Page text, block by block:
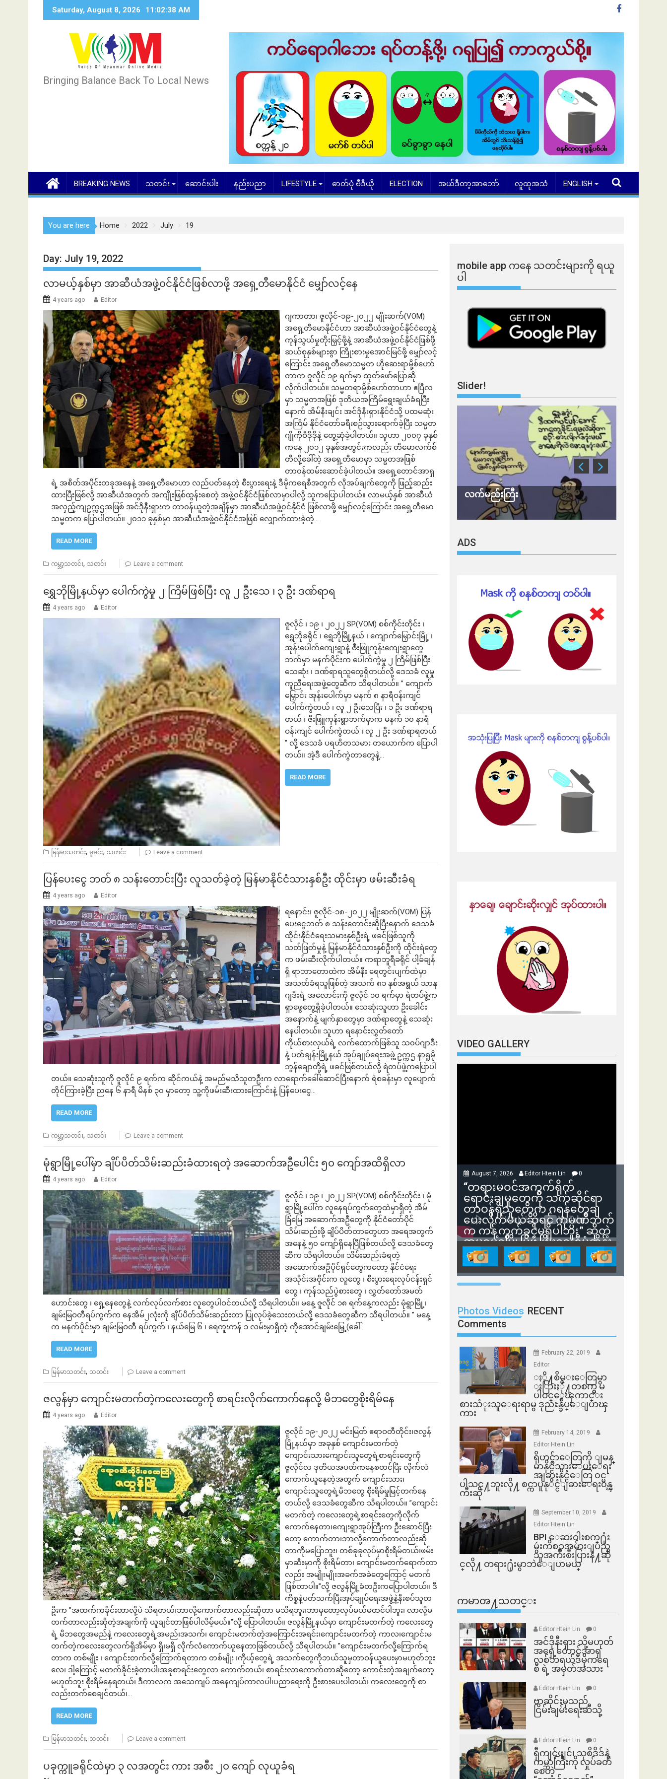
Saturday, August 8, 2026 11:02:39 AM
Bringing Balance Back To Local News
BREAKING NEWS သတင်း ဆောင်းပါး နည်းပညာ LIFESTYLE ဓာတ်ပုံ ဗီဒီယို ELECTION အယ်ဒီတာ့အာဘော် လူထုအသံ ENGLISH
You are here Home 2022 July 19
Day: July 19, 2022
လာမယ့်နှစ်မှာ အာဆီယံအဖွဲ့၀င်နိုင်ငံဖြစ်လာဖို့ အရှေ့တီမောနိုင်ငံ မျှော်လင့်နေ
4 years ago Editor
ဂျကာတာ၊ ဇူလိုင်-၁၉-၂၀၂၂ မျိုးဆက်(VOM)
အရှေ့တီမောနိုင်ငံဟာ အာဆီယံအဖွဲ့၀င်နိုင်ငံတွေနဲ့
ကုန်သွယ်မှုတိုးမြှင့်ဖို့နဲ့ အာဆီယံအဖွဲ့၀င်နိုင်ငံဖြစ်ဖို့
ဆယ်စုနှစ်များစွာ ကြိုးစားမှုအောင်မြင်ဖို့ မျှော်လင့်
ကြောင်း အရှေ့တီမောသမ္မတ ဟိုဆေးရာမို့စ်ဟော်
တာက ဇူလိုင် ၁၉ ရက်မှာ ထုတ်ဖော်ပြောဆို
လိုက်ပါတယ်။ သမ္မတရာမို့စ်ဟော်တာဟာ ဧပြီလ
မှာ သမ္မတအဖြစ် ဒုတိယအကြိမ်ရွေးချယ်ခံရပြီး
နောက် အိမ်နီးချင်း အင်ဒိုနီးရှားနိုင်ငံသို့ ပထမဆုံး
အကြိမ် နိုင်ငံတော်ခရီးစဉ်သွားရောက်ခဲ့ပြီး သမ္မတ
ဂျိုကိုဝီဒိုဒိုနဲ့ တွေ့ဆုံခဲ့ပါတယ်။ သူဟာ ၂၀၀၇ ခုနှစ်
ကနေ ၂၀၁၂ ခုနှစ်အတွင်းကလည်း တီမောလက်စ်
တီလို့ခေါ်တဲ့ အရှေ့တီမောမှာ သမ္မတအဖြစ်
တာ၀န်ထမ်းဆောင်ခဲ့ပါတယ်။ အရှေ့တောင်အာရှ
ရဲ့ အစိတ်အပိုင်းတခုအနေနဲ့ အရှေ့တီမောဟာ လည်ပတ်နေတဲ့ စီးပွားရေးနဲ့ ဒီမိုကရေစီအတွက် လိုအပ်ချက်တွေကို ဖြည့်ဆည်း
ထားပြီးဖြစ်လို့ အာဆီယံအတွက် အကျိုးဖြစ်ထွန်းစေတဲ့ အဖွဲ့၀င်နိုင်ငံဖြစ်လာမှာပါလို့ သူကပြောပါတယ်။ လာမယ့်နှစ် အာဆီယံ
အလှည့်ကျဥက္ကဌအဖြစ် အင်ဒိုနီးရှားက တာ၀န်ယူတဲ့အချိန်မှာ အာဆီယံအဖွဲ့၀င်နိုင်ငံ ဖြစ်လာဖို့ မျှော်လင့်ကြောင်း အရှေ့တီမော
သမ္မတက ပြောပါတယ်။ ၂၀၁၁ ခုနှစ်မှာ အာဆီယံအဖွဲ့၀င်နိုင်ငံအဖြစ် လျှောက်ထားခဲ့တဲ့…
READ MORE
ကမ္ဘာ့သတင်း, သတင်း Leave a comment
ရွှေဘိုမြို့နယ်မှာ ပေါက်ကွဲမှု ၂ ကြိမ်ဖြစ်ပြီး လူ ၂ ဦးသေ ၊ ၃ ဦး ဒဏ်ရာရ
4 years ago Editor
ဇူလိုင် ၊ ၁၉ ၊ ၂၀၂၂ SP(VOM) စစ်ကိုင်းတိုင်း ၊
ရွှေဘိုခရိုင် ၊ ရွှေဘိုမြို့နယ် ၊ ကျောက်မြှောင်းမြို့ ၊
အုန်းပေါက်ကျေးရွာနဲ့ ဇီးဖြူကုန်းကျေးရွာတွေ
ဘက်မှာ မနက်ပိုင်းက ပေါက်ကွဲမှု ၂ ကြိမ်ဖြစ်ပြီး
သေဆုံး ၊ ဒဏ်ရာရသူတွေရှိတယ်လို့ ဒေသခံ လူမှု
ကူညီရေးအဖွဲ့တွေဆီက သိရပါတယ်။ ” ကျောက်
မြှောင်း အုန်းပေါက်မှာ မနက် ၈ နာရီဝန်းကျင်
ပေါက်ကွဲတယ် ၊ လူ ၂ ဦးသေပြီး ၊ ၁ ဦး ဒဏ်ရာရ
တယ် ၊ ဇီးဖြူကုန်းရွာဘက်မှာက မနက် ၁၀ နာရီ
ဝန်းကျင် ပေါက်ကွဲတယ် ၊ လူ ၂ ဦး ဒဏ်ရာရတယ်
” လို့ ဒေသခံ ပရဟိတသမား တယောက်က ပြောပါ
တယ်။ အဲ့ဒီ ပေါက်ကွဲတာတွေနဲ့…
READ MORE
မြန်မာသတင်း, မှုခင်း, သတင်း Leave a comment
ပြန်ပေးငွေ ဘတ် ၈ သန်းတောင်းပြီး လူသတ်ခဲ့တဲ့ မြန်မာနိုင်ငံသားနှစ်ဦး ထိုင်းမှာ ဖမ်းဆီးခံရ
4 years ago Editor
ရနောင်း၊ ဇူလိုင်-၁၈-၂၀၂၂ မျိုးဆက်(VOM) ပြန်
ပေးငွေဘတ် ၈ သန်းတောင်းဆိုပြီးနောက် ဒေသခံ
ထိုင်းနိုင်ငံရေးသမားနှစ်ဦးရဲ့ ဖခင်ဖြစ်သူကို
သတ်ဖြတ်မှုနဲ့ မြန်မာနိုင်ငံသားနှစ်ဦးကို ထိုင်းရဲတွေ
က ဖမ်းဆီးလိုက်ပါတယ်။ ကရာဘူရီခရိုင် ပါ့ခ်ချန်
ရှိ ရာဘာတောထဲက အိမ်နီး ရေတွင်းပျက်ထဲမှာ
အသတ်ခံရသူဖြစ်တဲ့ အသက် ၈၁ နှစ်အရွယ် သာနု
ဂျဒီးရဲ့ အလောင်းကို ဇူလိုင် ၁၀ ရက်မှာ ရဲတပ်ဖွဲ့က
ရှာဖွေတွေ့ရှိခဲ့ပါတယ်။ သေဆုံးသူဟာ ဦးခေါင်း
အနောက်နဲ့ မျက်နှာတွေမှာ ဒဏ်ရာတွေနဲ့ သေဆုံး
နေပါတယ်။ သူဟာ ရနောင်းလွှတ်တော်
ကိုယ်စားလှယ်ရဲ့ လက်ထောက်ဖြစ်သူ သ၀ပ်ဂျာဒီး
နဲ့ ပတ်ချန်းမြို့နယ် အုပ်ချုပ်ရေးအဖွဲ့ ဥက္ကဌ နာရူမို
ဘွန်ချောတို့ရဲ့ ဖခင်ဖြစ်တယ်လို့ ရဲတပ်ဖွဲ့ကပြောပါ
တယ်။ သေဆုံးသူကို ဇူလိုင် ၉ ရက်က ဆိုင်ကယ်နဲ့ အမည်မသိသူတဦးက လာရောက်ခေါ်ဆောင်ပြီးနောက် ရဲစခန်းမှာ လူပျောက်
တိုင်ကြားခဲ့ပြီး ညနေ ၆ နာရီ မိနစ် ၃၀ မှာတော့ သူ့ကိုဖမ်းဆီးထားကြောင်းနဲ့ ပြန်ပေးငွေ…
READ MORE
ကမ္ဘာ့သတင်း, သတင်း Leave a comment
မုံရွာမြို့ပေါ်မှာ ချိပ်ပိတ်သိမ်းဆည်းခံထားရတဲ့ အဆောက်အဦပေါင်း ၅၀ ကျော်အထိရှိလာ
4 years ago Editor
ဇူလိုင် ၊ ၁၉ ၊ ၂၀၂၂ SP(VOM) စစ်ကိုင်းတိုင်း ၊ မုံ
ရွာမြို့ပေါ်က လူနေရပ်ကွက်တွေထဲမှာရှိတဲ့ အိမ်
ခြံမြေ အဆောက်အဦတွေကို နိုင်ငံတော်ပိုင်
သိမ်းဆည်းဖို့ ချိပ်ပိတ်တာတွေဟာ အရေအတွက်
အနေနဲ့ ၅၀ ကျော်ရှိနေပြီဖြစ်တယ်လို့ ဒေသခံတွေ
ဆီက သိရပါတယ်။ သိမ်းဆည်းခံရတဲ့
အဆောက်အဦပိုင်ရှင်တွေကတော့ နိုင်ငံရေး
အသိုင်းအဝိုင်းက လူတွေ ၊ စီးပွားရေးလုပ်ငန်းရှင်
တွေ ၊ ကုန်သည်ပွဲစားတွေ ၊ လွှတ်တော်အမတ်
ဟောင်းတွေ ၊ ရှေ့နေတွေနဲ့ လက်လုပ်လက်စား လူတွေပါဝင်တယ်လို့ သိရပါတယ်။ မနေ့ ဇူလိုင် ၁၈ ရက်နေ့ကလည်း မုံရွာမြို့၊
ချမ်းမြဝတီရပ်ကွက်က နေအိမ်၂လုံးကို ချိပ်ပိတ်သိမ်းဆည်းတာ ပြုလုပ်ခဲ့သေးတယ်လို့ ဒေသခံတွေဆီက သိရပါတယ်။ ” မနေ့
က မနက်ပိုင်းမှာ ချမ်းမြဝတီ ရပ်ကွက် ၊ နယ်မြေ ၆ ၊ ရေကူးကန် ၁ လမ်းမှာရှိတဲ့ ကိုအောင်ချမ်းမြှေ့ (ခေါ်…
READ MORE
မြန်မာသတင်း, သတင်း Leave a comment
ဇလွန်မှာ ကျောင်းမတက်တဲ့ကလေးတွေကို စာရင်းလိုက်ကောက်နေလို့ မိဘတွေစိုးရိမ်နေ
4 years ago Editor
ဇူလိုင် ၁၉-၂၀၂၂ မင်းမြတ် ဧရာဝတီတိုင်း၊ဇလွန်
မြို့နယ်မှာ အခုနှစ် ကျောင်းမတက်တဲ့
ကျောင်းသားကျောင်းသူတွေရဲ့စာရင်းတွေကို
ဇူလိုင်လ ဒုတိယအပတ်ကနေစတင်ပြီး လိုက်လံ
ကောက်ယူနေတဲ့အတွက် ကျောင်းသား၊
ကျောင်းသူတွေရဲ့မိဘတွေ စိုးရိမ်မှုမြင့်တက်နေ
တယ်လို့ ဒေသခံတွေဆီက သိရပါတယ်။ ”ကျောင်း
မတက်တဲ့ ကလေးတွေရဲ့စာရင်းတွေကိုလိုက်
ကောက်နေတာ၊ကျေးရွာအုပ်ကြီးက ဦးဆောင်ပြီး
တော့ ကောက်တာ၊ဘာလို့ကောက်တာလည်းဆို
တာကိုမပြောဘူး၊ တစ်ခုခုလုပ်မှာစိုးရိမ်တယ်၊ဖမ်း
မှာဆီးမှာကို စိုးရိမ်တာ၊ ကျောင်းမတက်ရောက်တာ
လည်း အမျိုးမျိုးအခက်အခဲတွေကြောင့် မတက်
ဖြစ်တာပါ။”လို့ ဇလွန်မြို့ခံတဦးကပြောပါတယ်။ ဒီ
ကိစ္စနဲ့ပတ်သက်ပြီးအုပ်ချုပ်ရေးအဖွဲ့နဲ့နီးစပ်သူတ
ဦးက ”အထက်ကခိုင်းတာလို့ပဲ သိရတယ်၊ဘာလို့ကောက်တာလည်းဆိုတာ မသိရဘူး၊ဘာမှတော့လုပ်မယ်မထင်ပါဘူး၊ လာလို့မ
တက်တာလည်းဆိုတဲ့အချက်ကို ယူချင်တာဖြစ်ပါလိမ့်မယ်။”လို့ ပြောပါတယ်။ ဇလွန်မြို့နယ်မှာ ကျောင်းမတက်တဲ့ ကလေးတွေ
ရဲ့ မိဘတွေအမည်နဲ့ ကလေးတွေရဲ့အမည်၊အသက်၊ ကျောင်းမတက်တဲ့အကြောင်းအရင်း၊ကျောင်းမတက်တဲ့ ကာလ၊ကျောင်းမ
တက်တဲ့ကလေးတွေလက်ရှိအိမ်မှာ ရှိ၊မရှိ လိုက်လံကောက်ယူနေတာဖြစ်တယ်လို့ သိရပါတယ်။ ”ကျောင်းမတက်လို့ကြောက်ရ
တာက တစ်မျိုး ၊ ကျောင်းတက်လို့ကြောက်ရတာက တစ်မျိုး ၊ကိုယ့်တွေရဲ့ အသက်တွေကိုဘယ်သူမှတာဝန်ယူပေးမှာမဟုတ်ဘူး
လေ၊ ဒါ့ကြောင့် မတက်ခိုင်းခဲ့တာပါ၊အခုစာရင်းတွေလာ ကောက်တယ်၊ စာရင်းလာကောက်တာဆိုတော့ ကောင်းတဲ့အချက်တော့
မဟုတ်ဘူး စိုးရိမ်နေရတယ်၊ ဒီကာလက အသေကျပ် အနေကျပ်ကာလပါ၊ပညာရေးကို ဦးစားပေးပါတယ်၊ ကလေးတွေကို စာ
လည်းတက်စေချင်တယ်၊…
READ MORE
မြန်မာသတင်း, သတင်း Leave a comment
ပခုက္ကူခရိုင်ထဲမှာ ၃ လအတွင်း ကား အစီး ၂၀ ကျော် လုယူခံရ
mobile app ​​ကနေ ​​သတင်းများကို ရယူ
ပါ
Slider!
ဘဏ်နဲ့အကြွေး ဘာလျှော့မလဲ လက်မည်းကြီး သတိ အိုမီခရွန်တဲ့
ADS
VIDEO GALLERY
August 7, 2026 Editor Htein Lin 0
“တရားမဝင်အကွက်ရိုက်
ရောင်းချမှုတွေကို သက်ဆိုင်ရာ
တာဝန်ရှိသူတွေက ဂရန်တွေချ
ပေးလိုက်မယ်ဆိုရင် ကုမ္ပဏီဘက်
က ကန့်ကွက်ခွင့်မရှိပါဘူး” ဆိုတဲ့
အမရပူရမြို့ပြဖွံ့ဖြိုးရေးစီမံကိန်း
ဒါရိုက်တာ ဦးဇော်ရဲဝင်းနဲ့ တွေ့ဆုံ
ခြင်း
Photos Videos RECENT
Comments
February 22, 2019
Editor
ႏို႔စိမ္းေတြမွာ
ႏြားႏို႔တစက္မွ မ
ပါဝင္ေၾကာင္း
စားသံုးသူေရးရာမွ ဒုညႊန္ခ်ဳပ္ေျပာၾ
ကား
February 14, 2019
Editor Htein Lin
ရိုဟင္ဂ်ာေတြကို ျမန္
မာနိုင္ငံသားေပးေရး
အျခားနိုင္ငံေတြ ၀င္မ
ပါသင္႔ဘူးလို႔ စင္ကာပူနုိင္ငံျခားေရး၀န္ၾ
ကီးဆို
September 10, 2019
Editor Htein Lin
BPI ​ေဆးဝါးစက္​႐ုံး
မွဴးကိစၥအမ်ားျပည္​
သူအက်ိဳးစီးပြားနဲ႔ဆို
င္​လို႔ တရား႐ုံးမွာဘဲေျပာမယ္​
ကမာၻ႔သတင္း
Editor Htein Lin 0
အင်ဒိုနီးရှား သို့မဟုတ်
အရှေ့တောင်အာရှ
လစ်ဘရယ်ဒီမိုကရေ
စီ ရဲ့ အမှတ်အသား
Editor Htein Lin 0
ဗာဆိုင်းမှသည်
ငြိမ်းချမ်းရေးဆီသို့
Editor Htein Lin 0
ရှီကျင့်ဖျင်၊ သုစိဒိဒ်နဲ့
ကမ္ဘာကြီးကို လှုပ်ခတ်
စေတဲ့